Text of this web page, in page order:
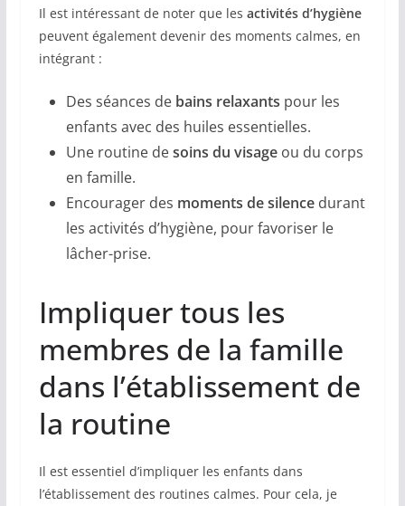
Il est intéressant de noter que les activités d’hygiène
peuvent également devenir des moments calmes, en
intégrant :
Des séances de bains relaxants pour les
enfants avec des huiles essentielles.
Une routine desoins du visageou du corps
en famille.
Encourager des moments de silencedurant
les activités d’hygiène, pour favoriser le
lâcher-prise.
Impliquer tous les
membres de la famille
dans l’établissement de
la routine
Il est essentiel d’impliquer les enfants dans
l’établissement des routines calmes. Pour cela, je